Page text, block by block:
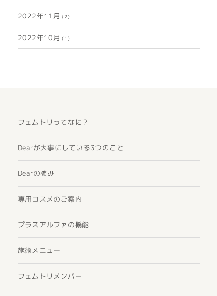
2022年11月 (2)
2022年10月 (1)
フェムトリってなに？
Dearが大事にしている3つのこと
Dearの強み
専用コスメのご案内
プラスアルファの機能
施術メニュー
フェムトリメンバー